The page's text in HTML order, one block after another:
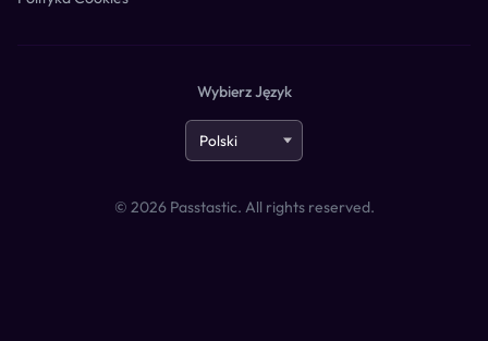
Wybierz Język
© 2026Passtastic. All rights reserved.